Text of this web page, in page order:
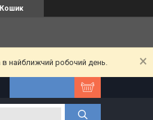
Кошик
найближчий робочий день.